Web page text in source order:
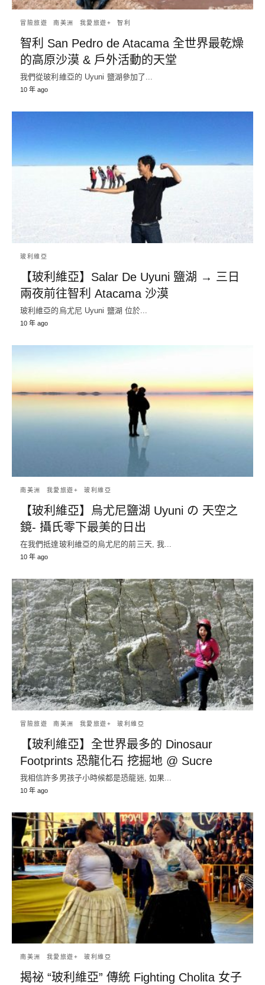
冒險旅遊 南美洲 我愛旅遊+ 智利
智利 San Pedro de Atacama 全世界最乾燥
的高原沙漠 & 戶外活動的天堂
我們從玻利維亞的 Uyuni 鹽湖參加了...
10 年 ago
玻利維亞
【玻利維亞】Salar De Uyuni 鹽湖 → 三日
兩夜前往智利 Atacama 沙漠
玻利維亞的烏尤尼 Uyuni 鹽湖 位於...
10 年 ago
南美洲 我愛旅遊+ 玻利維亞
【玻利維亞】烏尤尼鹽湖 Uyuni の 天空之
鏡- 攝氏零下最美的日出
在我們抵達玻利維亞的烏尤尼的前三天, 我...
10 年 ago
冒險旅遊 南美洲 我愛旅遊+ 玻利維亞
【玻利維亞】全世界最多的 Dinosaur
Footprints 恐龍化石 挖掘地 @ Sucre
我相信許多男孩子小時候都是恐龍迷, 如果...
10 年 ago
南美洲 我愛旅遊+ 玻利維亞
揭祕 “玻利維亞” 傳統 Fighting Cholita 女子